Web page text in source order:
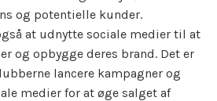
og potentielle kunder.
at udnytte sociale medier til at
og opbygge deres brand. Det er
lancere kampagner og
medier for at øge salget af